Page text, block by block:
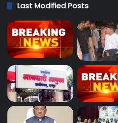
Last Modified Posts